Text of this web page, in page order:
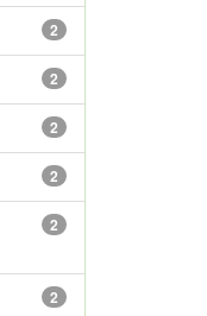
2
2
2
2
2
2